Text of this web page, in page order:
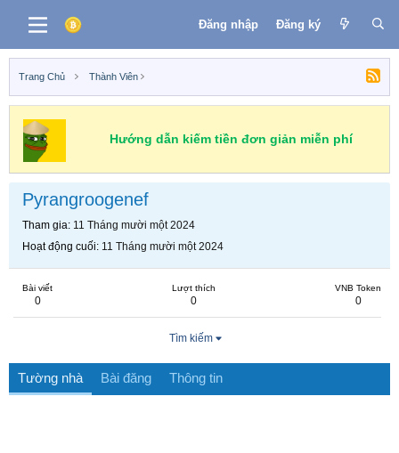
Đăng nhập Đăng ký
Trang Chủ Thành Viên
Hướng dẫn kiếm tiền đơn giản miễn phí
Pyrangroogenef
Tham gia 11 Tháng mười một 2024
Hoạt động cuối 11 Tháng mười một 2024
Bài viết
0
Lượt thích
0
VNB Token
0
Tìm kiếm
Tường nhà Bài đăng Thông tin